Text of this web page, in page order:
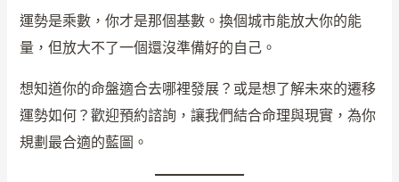
運勢是乘數，你才是那個基數。換個城市能放大你的能
量，但放大不了一個還沒準備好的自己。
想知道你的命盤適合去哪裡發展？或是想了解未來的遷移
運勢如何？歡迎預約諮詢，讓我們結合命理與現實，為你
規劃最合適的藍圖。